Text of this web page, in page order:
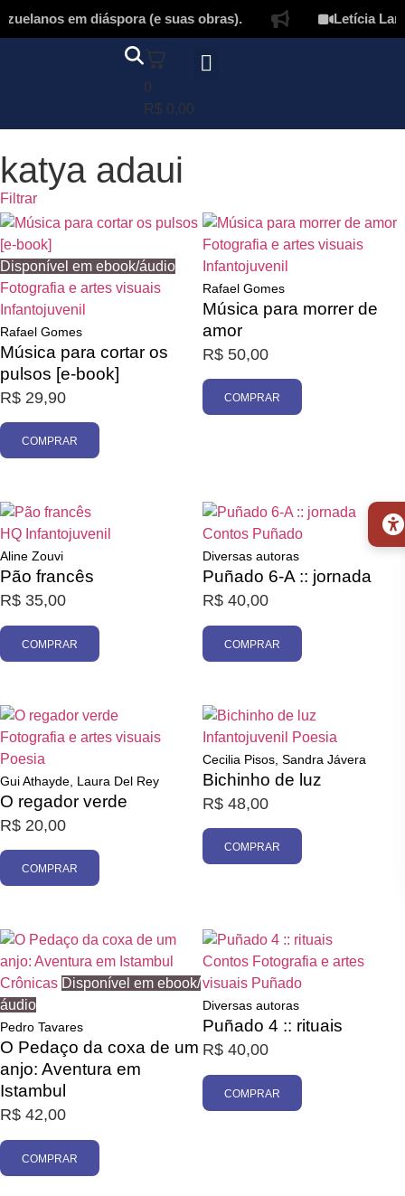
em diáspora (e suas obras). Letícia
0
R$ 0,00
katya adaui
Filtrar
Promoção
Disponível em ebook/áudio
Fotografia e artes visuais
Infantojuvenil
Rafael Gomes
Música para cortar os
pulsos [e-book]
R$ 29,90
COMPRAR
Fotografia e artes visuais
Infantojuvenil
Rafael Gomes
Música para morrer de
amor
R$ 50,00
COMPRAR
HQ Infantojuvenil
Aline Zouvi
Pão francês
R$ 35,00
COMPRAR
Contos Puñado
Diversas autoras
Puñado 6-A :: jornada
R$ 40,00
COMPRAR
Fotografia e artes visuais
Poesia
Gui Athayde, Laura Del Rey
O regador verde
R$ 20,00
COMPRAR
Infantojuvenil Poesia
Cecilia Pisos, Sandra Jávera
Bichinho de luz
R$ 48,00
COMPRAR
Crônicas Disponível em ebook/
áudio
Pedro Tavares
O Pedaço da coxa de um
anjo: Aventura em
Istambul
R$ 42,00
COMPRAR
Contos Fotografia e artes
visuais Puñado
Diversas autoras
Puñado 4 :: rituais
R$ 40,00
COMPRAR